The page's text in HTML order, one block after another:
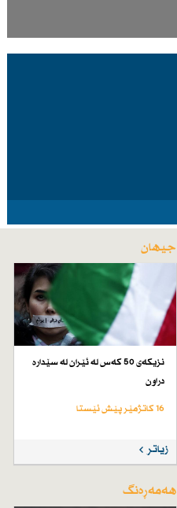
جیهان
نزیكەی 50 كەس لە ئێران لە سێدارە
دراون
16 کاتژمێر پێش ئێستا
زیاتر
هەمەڕەنگ